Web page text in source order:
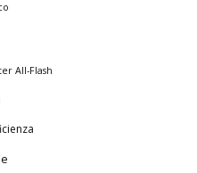
All-Flash